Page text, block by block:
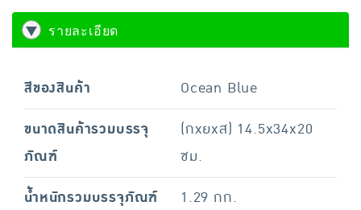
รายละเอียด
สีของสินค้า
Ocean Blue
ขนาดสินค้ารวมบรรจุ
ภัณฑ์
(กxยxส) 14.5x34x20
ซม.
น้ำหนักรวมบรรจุภัณฑ์
1.29 กก.